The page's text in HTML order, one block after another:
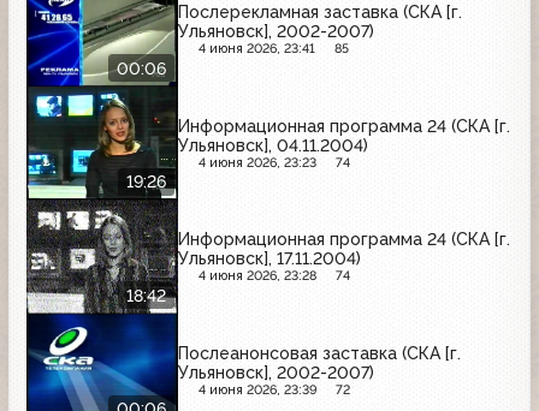
00:06
Послерекламная заставка (СКА [г.
Ульяновск], 2002-2007)
4 июня 2026, 23:41 85
19:26
Информационная программа 24 (СКА [г.
Ульяновск], 04.11.2004)
4 июня 2026, 23:23 74
18:42
Информационная программа 24 (СКА [г.
Ульяновск], 17.11.2004)
4 июня 2026, 23:28 74
Послеанонсовая заставка (СКА [г.
Ульяновск], 2002-2007)
4 июня 2026, 23:39 72